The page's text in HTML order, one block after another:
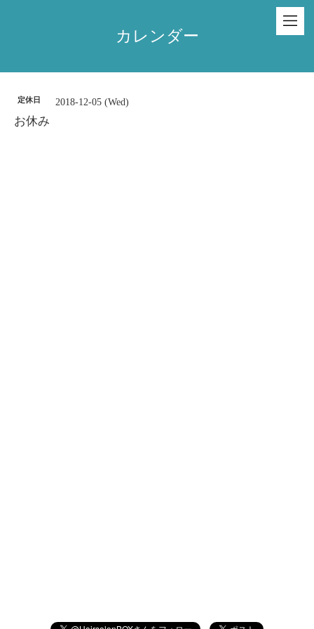
カレンダー
定休日 2018-12-05 (Wed)
お休み